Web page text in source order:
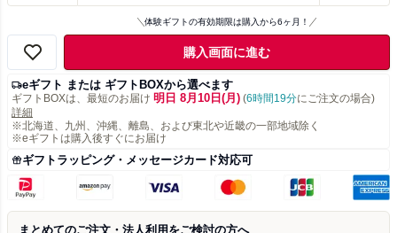
体験ギフトの有効期限は購入から6ヶ月！
購入画面に進む
eギフト または ギフトBOXから選べます
ギフトBOXは、最短のお届け 明日 8月10日(月) (6時間19分にご注文の場合)
詳細
※北海道、九州、沖縄、離島、および東北や近畿の一部地域除く
※eギフトは購入後すぐにお届け
ギフトラッピング・メッセージカード対応可
まとめてのご注文・法人利用をご検討の方へ